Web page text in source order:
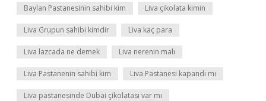
Baylan Pastanesinin sahibi kim Liva çikolata kimin
Liva Grupun sahibi kimdir Liva kaç para
Liva lazcada ne demek Liva nerenin malı
Liva Pastanenin sahibi kim Liva Pastanesi kapandı mı
Liva pastanesinde Dubai çikolatası var mı